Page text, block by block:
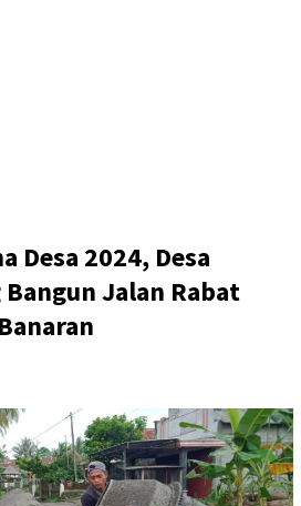
Desa 2024, Desa
Jalan Rabat